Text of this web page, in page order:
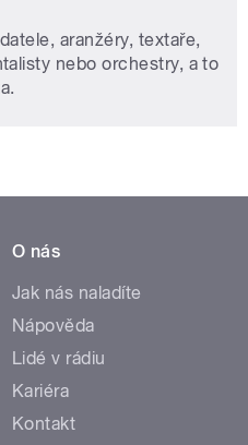
aranžéry, textaře,
nebo orchestry, a to
O nás
Jak nás naladíte
Nápověda
Lidé v rádiu
Kariéra
Kontakt